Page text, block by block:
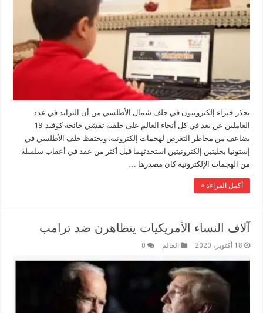
يحذر خبراء إلكترونيون في حلف شمال الأطلسي من أن التزايد في عدد
العاملين عن بعد في كل أنحاء العالم على خلفية تفشي جائحة كوفيد-19
يضاعف من مخاطر التعرض لهجمات إلكترونية. ويحتفظ حلف الأطلسي في
إستونيا بخليتين إلكترونيتين استحدثهما قبل أكثر من عقد في أعقاب سلسلة
من الهجمات الإلكترونية كان مصدرها …
أكمل القراءة »
آلاف النساء الأمريكيات يتظاهرن ضد ترامب
18 أكتوبر، 2020 العالم 0